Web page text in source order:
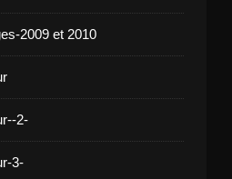
2009 et 2010
2-
3-